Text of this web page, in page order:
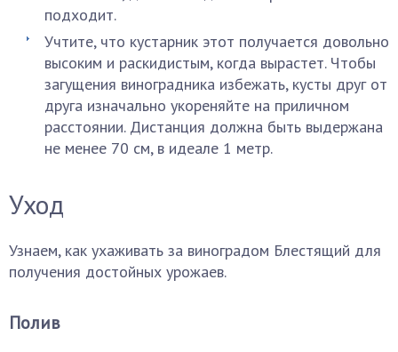
подходит.
Учтите, что кустарник этот получается довольно
высоким и раскидистым, когда вырастет. Чтобы
загущения виноградника избежать, кусты друг от
друга изначально укореняйте на приличном
расстоянии. Дистанция должна быть выдержана
не менее 70 см, в идеале 1 метр.
Уход
Узнаем, как ухаживать за виноградом Блестящий для
получения достойных урожаев.
Полив